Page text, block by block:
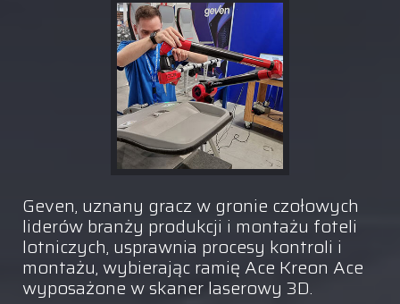
Geven, uznany gracz w gronie czołowych
liderów branży produkcji i montażu foteli
lotniczych, usprawnia procesy kontroli i
montażu, wybierając ramię Ace Kreon Ace
wyposażone w skaner laserowy 3D.